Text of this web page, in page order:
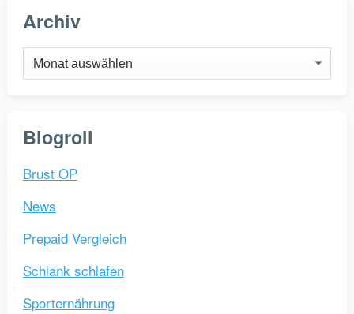
Archiv
Archiv
Blogroll
Brust OP
News
Prepaid Vergleich
Schlank schlafen
Sporternährung